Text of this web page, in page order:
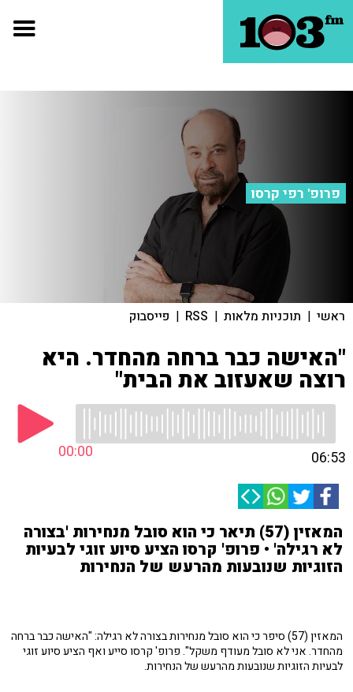
פרופ' רפי קרסו
ראשי | תוכניות מלאות |
RSS
| פייסבוק
"האישה כבר ברחה מהחדר. היא
רוצה שאעזוב את הבית"
00:00 06:53
המאזין (57) תיאר כי הוא סובל מנחירות 'בצורה
לא רגילה' • פרופ' קרסו הציע סיוע זוגי לבעיות
הזוגיות שנובעות מהרעש של הנחירות
המאזין (57) סיפר כי הוא סובל מנחירות בצורה לא רגילה: "האישה כבר ברחה
מהחדר. אני לא סובל מעודף משקל". פרופ' קרסו סייע ואף הציע סיוע זוגי
לבעיות הזוגיות שנובעות מהרעש של הנחירות.